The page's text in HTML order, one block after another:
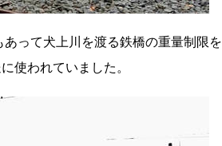
って犬上川を渡る鉄橋の重量制限を
使われていました。